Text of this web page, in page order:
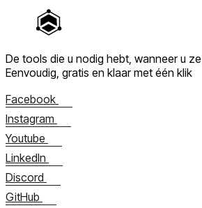
De tools die u nodig hebt, wanneer u
Eenvoudig, gratis en klaar met één klik
Facebook
Instagram
Youtube
LinkedIn
Discord
GitHub